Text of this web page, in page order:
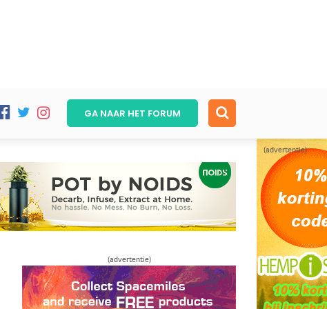
(advertentie)
GA NAAR HET FORUM
(advertentie)